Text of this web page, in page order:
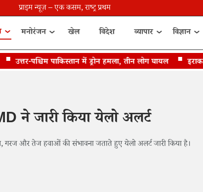
प्राइम न्यूज़ – एक कसम, राष्ट्र प्रथम
मनोरंजन खेल विदेश व्यापार विज्ञान
उत्तर-पश्चिम पाकिस्तान में ड्रोन हमला, तीन लोग घायल इराक ने
ने जारी किया येलो अलर्ट
गरज और तेज हवाओं की संभावना जताते हुए येलो अलर्ट जारी किया है।